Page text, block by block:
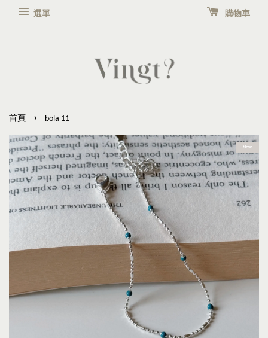
選單 購物車
首頁 › bola 11
New